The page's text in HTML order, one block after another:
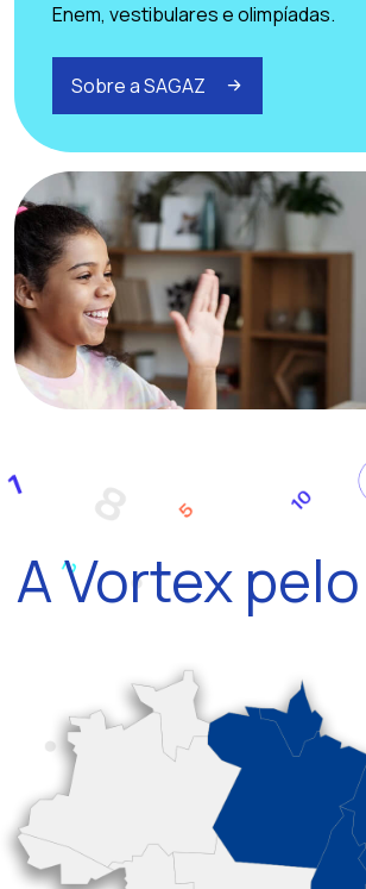
Enem, vestibulares e olimpíadas.
Sobre a SAGAZ
A Vortex